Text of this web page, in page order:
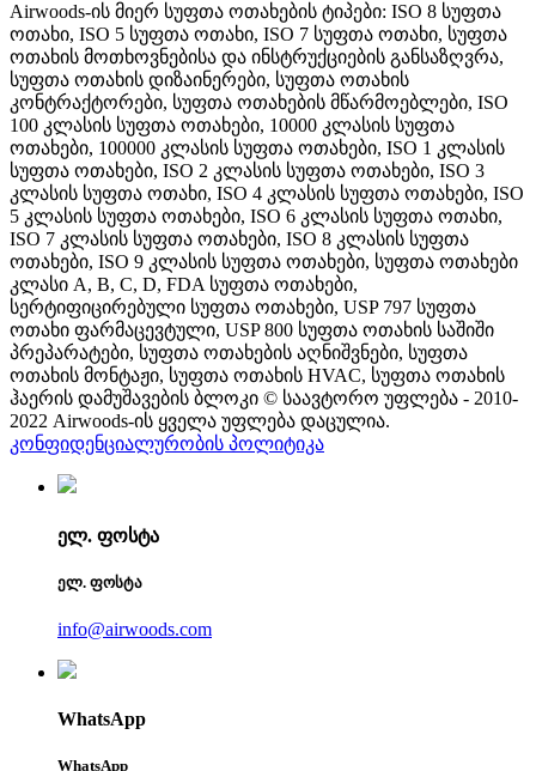
Airwoods-ის მიერ სუფთა ოთახების ტიპები: ISO 8 სუფთა
ოთახი, ISO 5 სუფთა ოთახი, ISO 7 სუფთა ოთახი, სუფთა
ოთახის მოთხოვნებისა და ინსტრუქციების განსაზღვრა,
სუფთა ოთახის დიზაინერები, სუფთა ოთახის
კონტრაქტორები, სუფთა ოთახების მწარმოებლები, ISO
100 კლასის სუფთა ოთახები, 10000 კლასის სუფთა
ოთახები, 100000 კლასის სუფთა ოთახები, ISO 1 კლასის
სუფთა ოთახები, ISO 2 კლასის სუფთა ოთახები, ISO 3
კლასის სუფთა ოთახი, ISO 4 კლასის სუფთა ოთახები, ISO
5 კლასის სუფთა ოთახები, ISO 6 კლასის სუფთა ოთახი,
ISO 7 კლასის სუფთა ოთახები, ISO 8 კლასის სუფთა
ოთახები, ISO 9 კლასის სუფთა ოთახები, სუფთა ოთახები
კლასი A, B, C, D, FDA სუფთა ოთახები,
სერტიფიცირებული სუფთა ოთახები, USP 797 სუფთა
ოთახი ფარმაცევტული, USP 800 სუფთა ოთახის საშიში
პრეპარატები, სუფთა ოთახების აღნიშვნები, სუფთა
ოთახის მონტაჟი, სუფთა ოთახის HVAC, სუფთა ოთახის
ჰაერის დამუშავების ბლოკი © საავტორო უფლება - 2010-
2022 Airwoods-ის ყველა უფლება დაცულია.
კონფიდენციალურობის პოლიტიკა
ელ. ფოსტა
ელ. ფოსტა
info@airwoods.com
WhatsApp
WhatsApp